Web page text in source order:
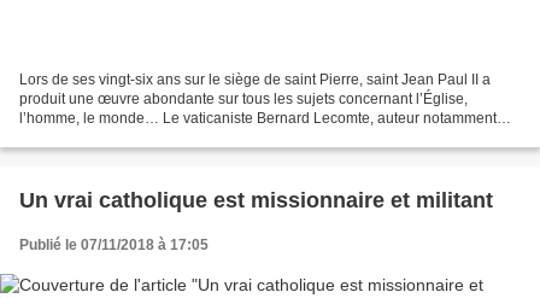
Lors de ses vingt-six ans sur le siège de saint Pierre, saint Jean Paul II a
produit une œuvre abondante sur tous les sujets concernant l’Église,
l’homme, le monde… Le vaticaniste Bernard Lecomte, auteur notamment
Un vrai catholique est missionnaire et militant
Publié le 07/11/2018 à 17:05